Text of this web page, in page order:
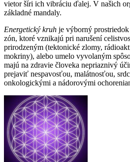
vietor šíri ich vibráciu ďalej. V našich
základné mandaly.
Energetický kruh je výborný prostriedok
zón, ktoré vznikajú pri narušení
prirodzeným (tektonické zlomy,
mokriny), alebo umelo vyvolaným
majú na zdravie človeka nepriaznivý
prejaviť nespavosťou, malátnosťou,
onkologickými a nádorovými